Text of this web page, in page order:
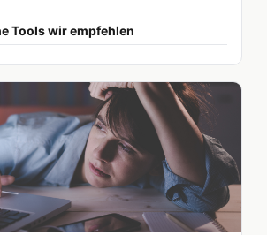
Tools wir empfehlen